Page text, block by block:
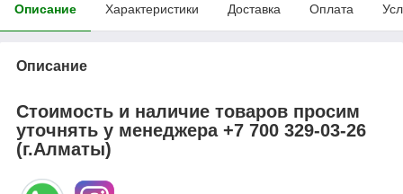
Описание Характеристики Доставка Оплата
Описание
Стоимость и наличие товаров просим
уточнять у менеджера+7 700 329-03-26
(г.Алматы)